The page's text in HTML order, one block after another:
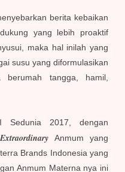
berita kebaikan
yang lebih proaktif
maka hal inilah yang
susu yang diformulasikan
berumah tangga, hamil,
Sedunia 2017, dengan
Anmum yang
Brands Indonesia yang
Anmum Materna nya ini